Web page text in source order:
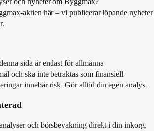
och nyheter om Byggmax?
aktien här – vi publicerar löpande nyheter
sida är endast för allmänna
och ska inte betraktas som finansiell
innebär risk. Gör alltid din egen analys.
och börsbevakning direkt i din inkorg.